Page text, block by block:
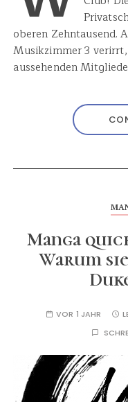
oberen Zehntausend.
Musikzimmer 3
aussehenden
Manga
Warum
VOR 1 JAHR